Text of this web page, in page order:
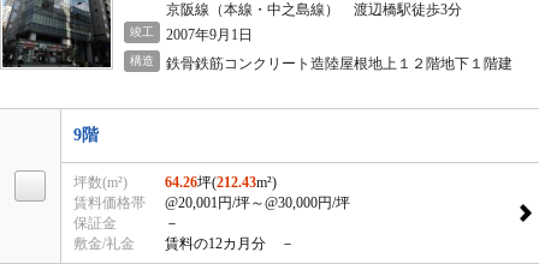
京阪線（本線・中之島線） 渡辺橋駅徒歩3分
竣工 2007年9月1日
構造 鉄骨鉄筋コンクリート造陸屋根地上１２階地下１階建
9階
坪数(m²) 64.26坪(212.43m²)
賃料価格帯
@20,001円/坪～@30,000円/坪
保証金
－
敷金/礼金
賃料の12カ月分 －